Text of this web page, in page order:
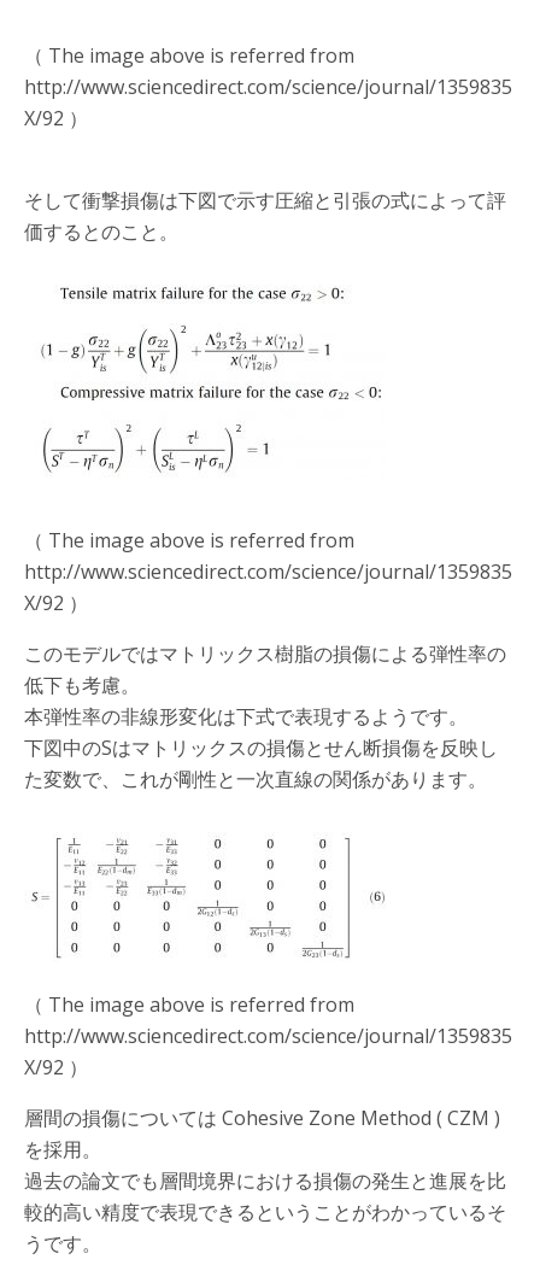
（ The image above is referred from
http://www.sciencedirect.com/science/journal/1359835
X/92 ）
そして衝撃損傷は下図で示す圧縮と引張の式によって評
価するとのこと。
（ The image above is referred from
http://www.sciencedirect.com/science/journal/1359835
X/92 ）
このモデルではマトリックス樹脂の損傷による弾性率の
低下も考慮。
本弾性率の非線形変化は下式で表現するようです。
下図中のSはマトリックスの損傷とせん断損傷を反映し
た変数で、これが剛性と一次直線の関係があります。
（ The image above is referred from
http://www.sciencedirect.com/science/journal/1359835
X/92 ）
層間の損傷については Cohesive Zone Method ( CZM )
を採用。
過去の論文でも層間境界における損傷の発生と進展を比
較的高い精度で表現できるということがわかっているそ
うです。